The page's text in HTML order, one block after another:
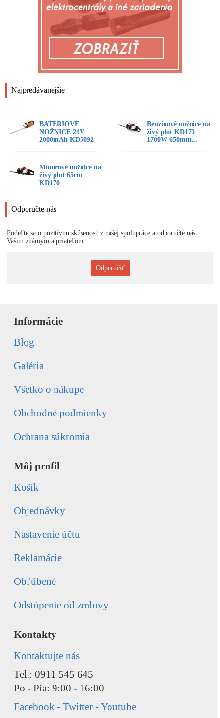
Najpredávanejšie
BATÉRIOVÉ
NOŽNICE 21V
2000mAh KD5092
Benzínové nožnice na
živý plot KD173
1700W 650mm...
Motorové nožnice na
živý plot 65cm
KD170
Odporučte nás
Podeľte sa o pozitívnu skúsenosť z našej spolupráce a odporučte nás
Vašim známym a priateľom:
Odporučiť
Informácie
Blog
Galéria
Všetko o nákupe
Obchodné podmienky
Ochrana súkromia
Môj profil
Košík
Objednávky
Nastavenie účtu
Reklamácie
Obľúbené
Odstúpenie od zmluvy
Kontakty
Kontaktujte nás
Tel.: 0911 545 645
Po - Pia: 9:00 - 16:00
Facebook - Twitter - Youtube